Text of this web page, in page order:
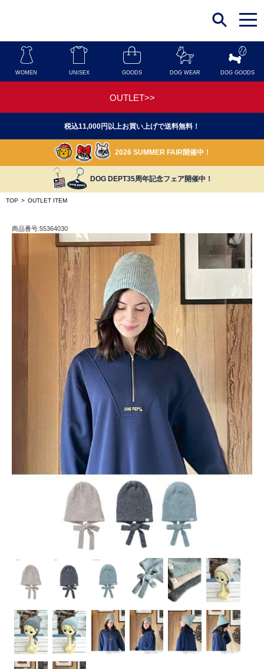
t
o
g
n
a
o
WOMEN UNISEX GOODS DOG WEAR DOG GOODS
OUTLET>>
税込11,000円以上お買い上げで送料無料！
2026 SUMMER FAIR開催中！
DOG DEPT35周年記念フェア開催中！
TOP > OUTLET ITEM
商品番号:55364030